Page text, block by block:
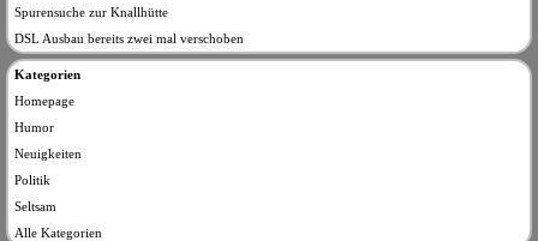
Spurensuche zur Knallhütte
DSL Ausbau bereits zwei mal verschoben
Kategorien
Homepage
Humor
Neuigkeiten
Politik
Seltsam
Alle Kategorien